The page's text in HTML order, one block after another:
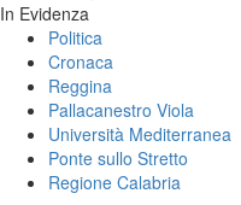
In Evidenza
Politica
Cronaca
Reggina
Pallacanestro Viola
Università Mediterranea
Ponte sullo Stretto
Regione Calabria